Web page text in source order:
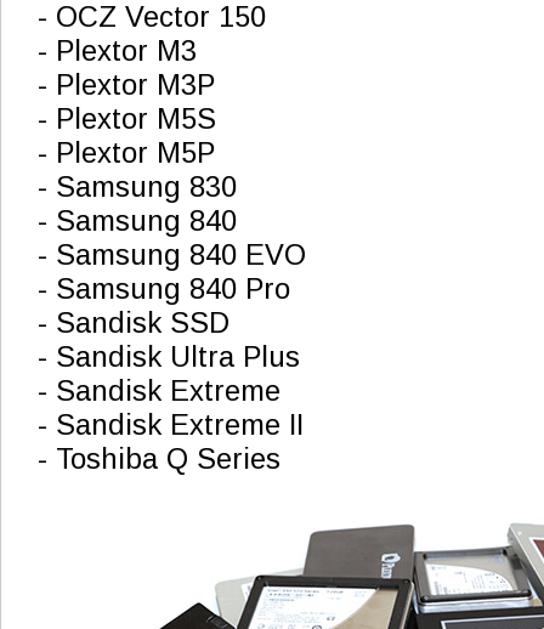
- OCZ Vector 150
- Plextor M3
- Plextor M3P
- Plextor M5S
- Plextor M5P
- Samsung 830
- Samsung 840
- Samsung 840 EVO
- Samsung 840 Pro
- Sandisk SSD
- Sandisk Ultra Plus
- Sandisk Extreme
- Sandisk Extreme II
- Toshiba Q Series